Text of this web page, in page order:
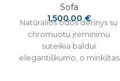
Sofa
1,500.00€
Natūralios odos derinys su
chromuotu įrėminimu
suteikia baldui
elegantiškumo, o minkštas